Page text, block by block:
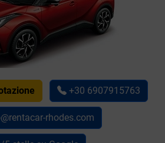
+30 6907915763
rhodes.com